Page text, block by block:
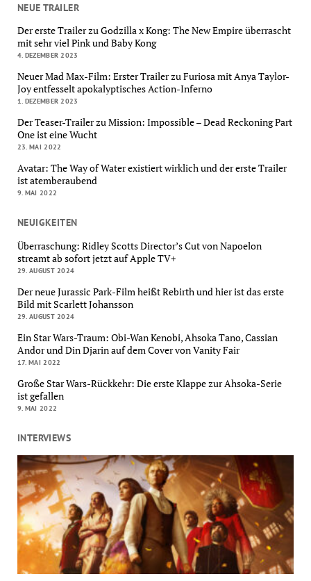
NEUE TRAILER
Der erste Trailer zu Godzilla x Kong: The New Empire überrascht
mit sehr viel Pink und Baby Kong
4. DEZEMBER 2023
Neuer Mad Max-Film: Erster Trailer zu Furiosa mit Anya Taylor-
Joy entfesselt apokalyptisches Action-Inferno
1. DEZEMBER 2023
Der Teaser-Trailer zu Mission: Impossible – Dead Reckoning Part
One ist eine Wucht
23. MAI 2022
Avatar: The Way of Water existiert wirklich und der erste Trailer
ist atemberaubend
9. MAI 2022
NEUIGKEITEN
Überraschung: Ridley Scotts Director’s Cut von Napoelon
streamt ab sofort jetzt auf Apple TV+
29. AUGUST 2024
Der neue Jurassic Park-Film heißt Rebirth und hier ist das erste
Bild mit Scarlett Johansson
29. AUGUST 2024
Ein Star Wars-Traum: Obi-Wan Kenobi, Ahsoka Tano, Cassian
Andor und Din Djarin auf dem Cover von Vanity Fair
17. MAI 2022
Große Star Wars-Rückkehr: Die erste Klappe zur Ahsoka-Serie
ist gefallen
9. MAI 2022
INTERVIEWS